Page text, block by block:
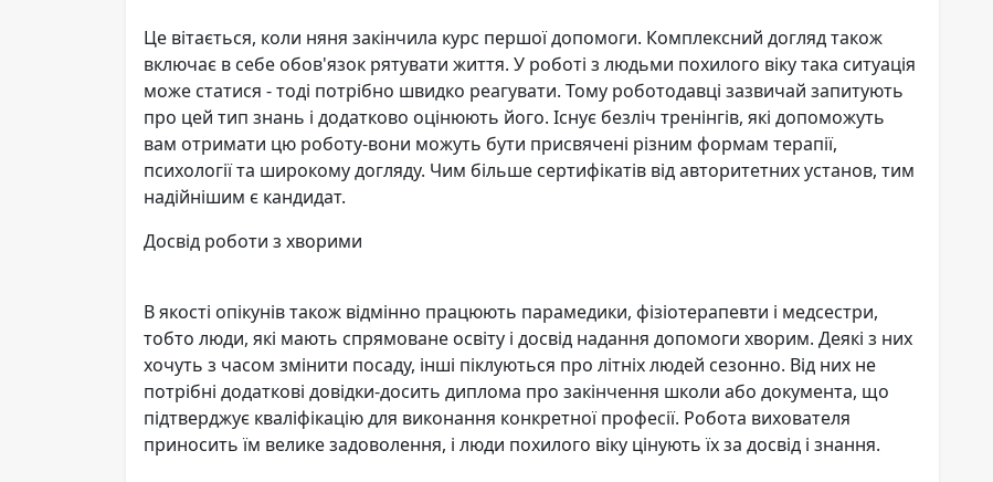
Це вітається, коли няня закінчила курс першої допомоги. Комплексний догляд також
включає в себе обов'язок рятувати життя. У роботі з людьми похилого віку така ситуація
може статися - тоді потрібно швидко реагувати. Тому роботодавці зазвичай запитують
про цей тип знань і додатково оцінюють його. Існує безліч тренінгів, які допоможуть
вам отримати цю роботу-вони можуть бути присвячені різним формам терапії,
психології та широкому догляду. Чим більше сертифікатів від авторитетних установ, тим
надійнішим є кандидат.
Досвід роботи з хворими
В якості опікунів також відмінно працюють парамедики, фізіотерапевти і медсестри,
тобто люди, які мають спрямоване освіту і досвід надання допомоги хворим. Деякі з них
хочуть з часом змінити посаду, інші піклуються про літніх людей сезонно. Від них не
потрібні додаткові довідки-досить диплома про закінчення школи або документа, що
підтверджує кваліфікацію для виконання конкретної професії. Робота вихователя
приносить їм велике задоволення, і люди похилого віку цінують їх за досвід і знання.